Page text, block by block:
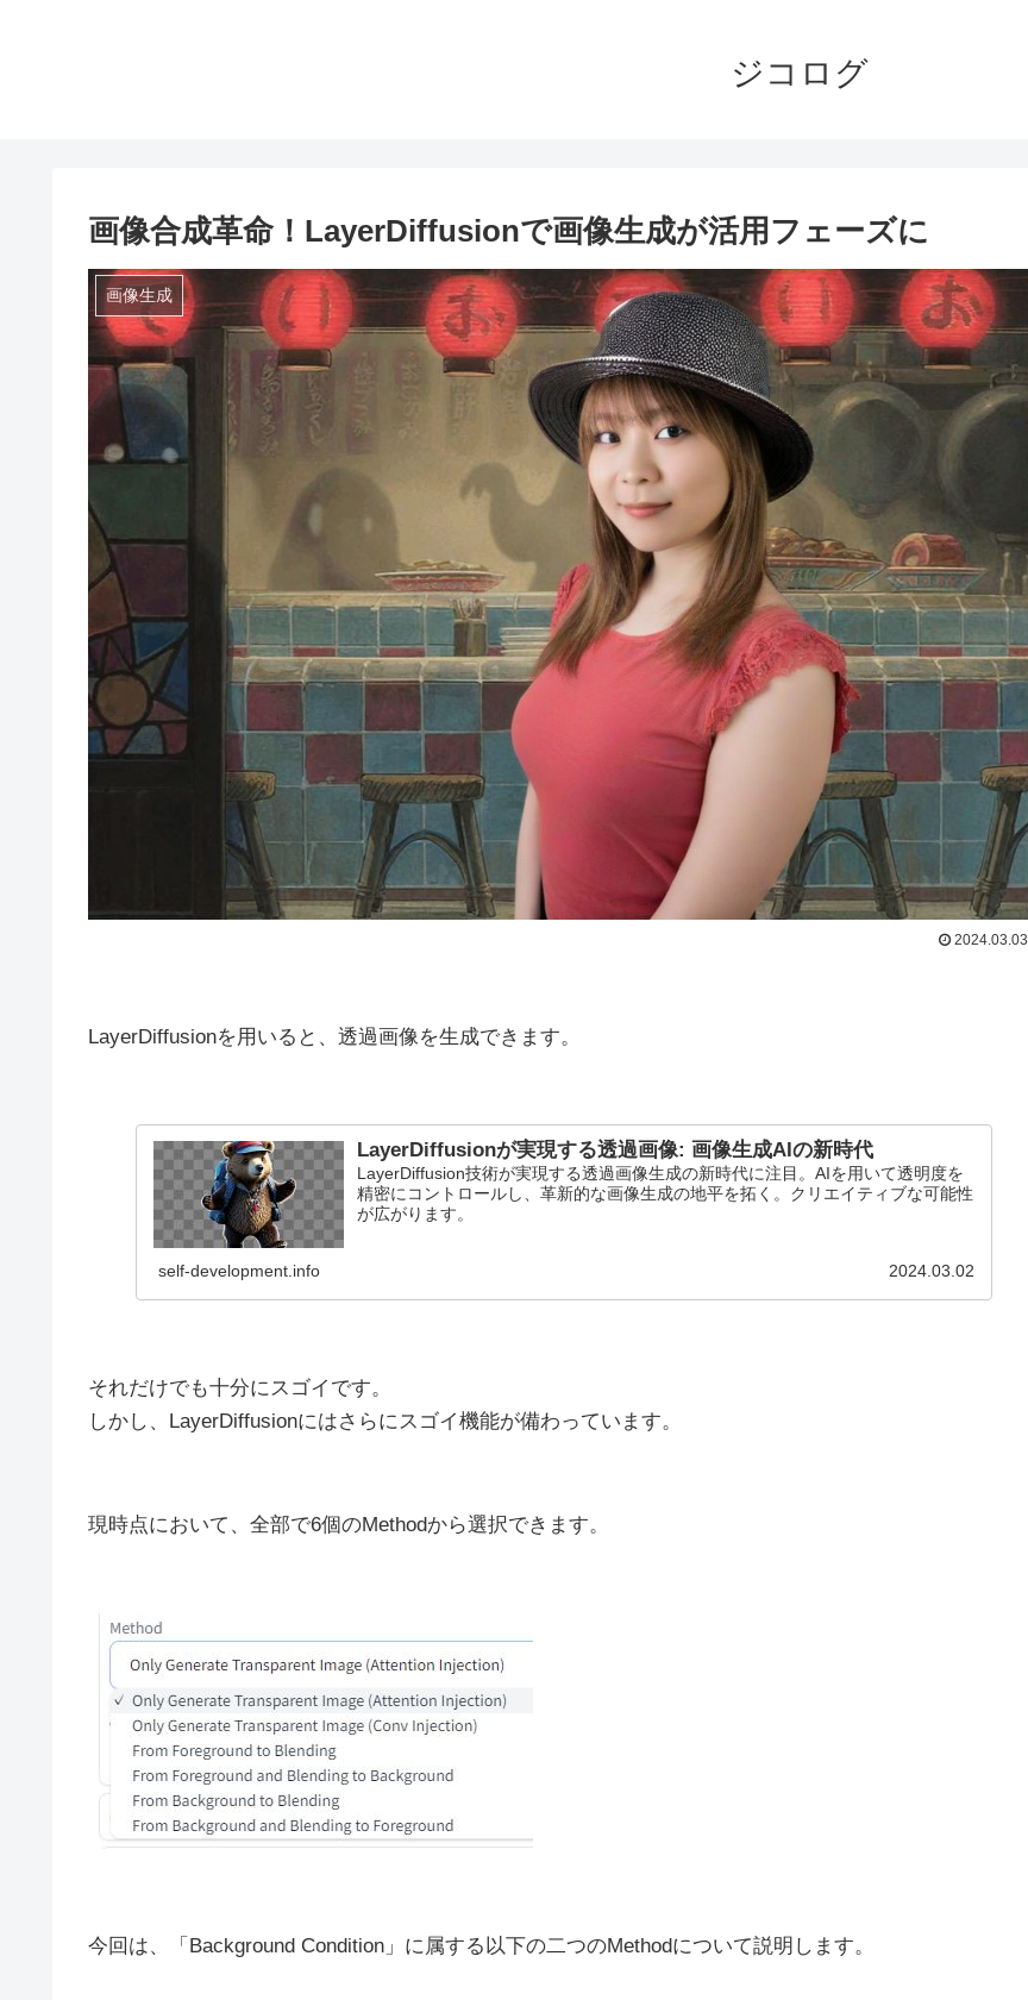
ジコログ
画像合成革命！LayerDiffusionで画像生成が活用フェーズに
画像生成
2024.03.03
LayerDiffusionを用いると、透過画像を生成できます。
LayerDiffusionが実現する透過画像: 画像生成AIの新時代
LayerDiffusion技術が実現する透過画像生成の新時代に注目。AIを用いて透明度を
精密にコントロールし、革新的な画像生成の地平を拓く。クリエイティブな可能性
が広がります。
self-development.info 2024.03.02
それだけでも十分にスゴイです。
しかし、LayerDiffusionにはさらにスゴイ機能が備わっています。
現時点において、全部で6個のMethodから選択できます。
今回は、「Background Condition」に属する以下の二つのMethodについて説明します。